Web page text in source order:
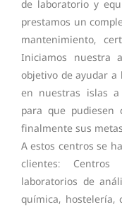
de laboratorio y
prestamos un
mantenimiento,
Iniciamos nuestra
objetivo de ayudar a
en nuestras islas a
para que pudiesen
finalmente sus
A estos centros se
clientes:
laboratorios de
química, hostelería,